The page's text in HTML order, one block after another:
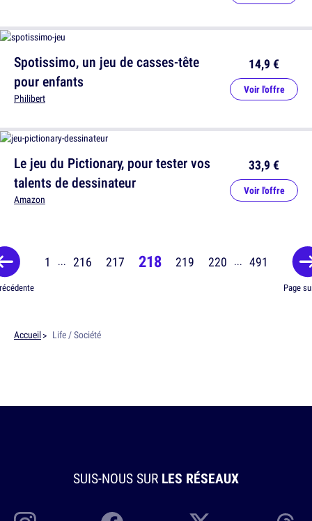
Le jeu du Pictionary, pour tester vos
talents de dessinateur
Amazon
33,9 €
Voir l'offre
Spotissimo, un jeu de casses-tête
pour enfants
Philibert
14,9 €
Voir l'offre
1 ... 216 217 218 219 220 ... 491
Page
Accueil Life / Société
SUIS-NOUS SUR LES RÉSEAUX